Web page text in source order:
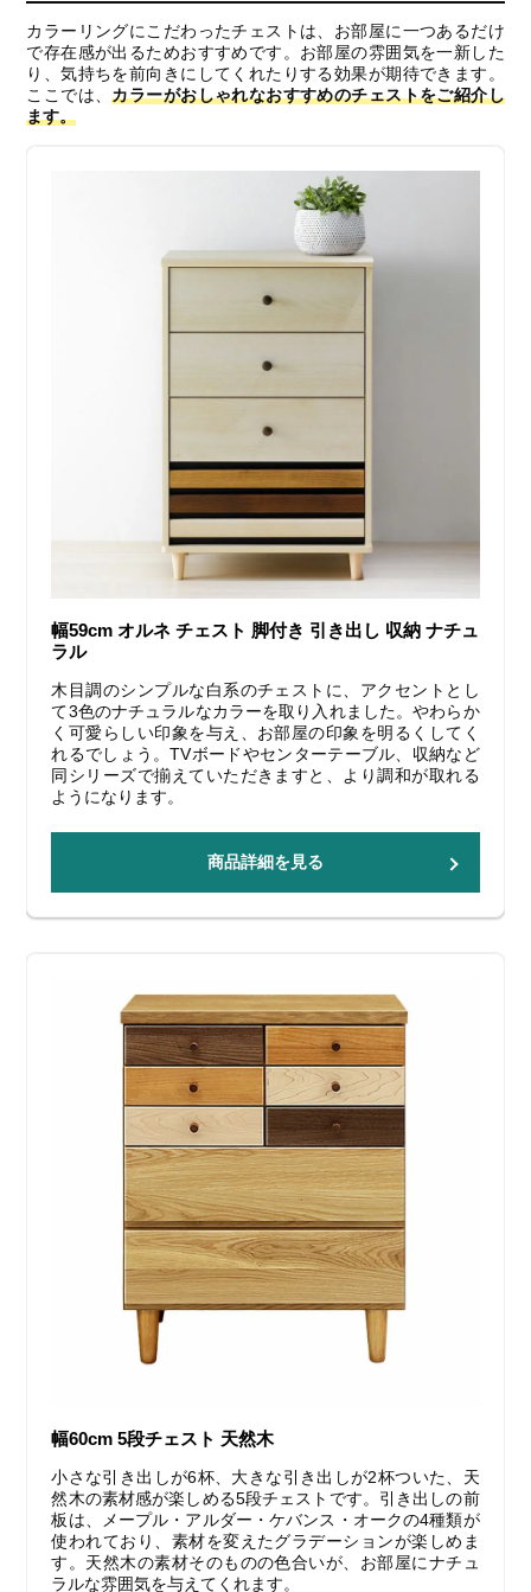
カラーリングにこだわったチェストは、お部屋に一つあるだけ
で存在感が出るためおすすめです。お部屋の雰囲気を一新した
り、気持ちを前向きにしてくれたりする効果が期待できます。
ここでは、カラーがおしゃれなおすすめのチェストをご紹介し
ます。
幅59cm オルネ チェスト 脚付き 引き出し 収納 ナチュ
ラル
木目調のシンプルな白系のチェストに、アクセントとし
て3色のナチュラルなカラーを取り入れました。やわらか
く可愛らしい印象を与え、お部屋の印象を明るくしてく
れるでしょう。TVボードやセンターテーブル、収納など
同シリーズで揃えていただきますと、より調和が取れる
ようになります。
商品詳細を見る
幅60cm 5段チェスト 天然木
小さな引き出しが6杯、大きな引き出しが2杯ついた、天
然木の素材感が楽しめる5段チェストです。引き出しの前
板は、メープル・アルダー・ケバンス・オークの4種類が
使われており、素材を変えたグラデーションが楽しめま
す。天然木の素材そのものの色合いが、お部屋にナチュ
ラルな雰囲気を与えてくれます。